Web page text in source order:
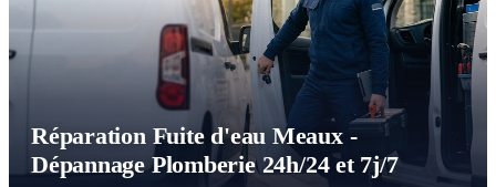
Réparation Fuite d'eau Meaux -
Dépannage Plomberie 24h/24 et 7j/7